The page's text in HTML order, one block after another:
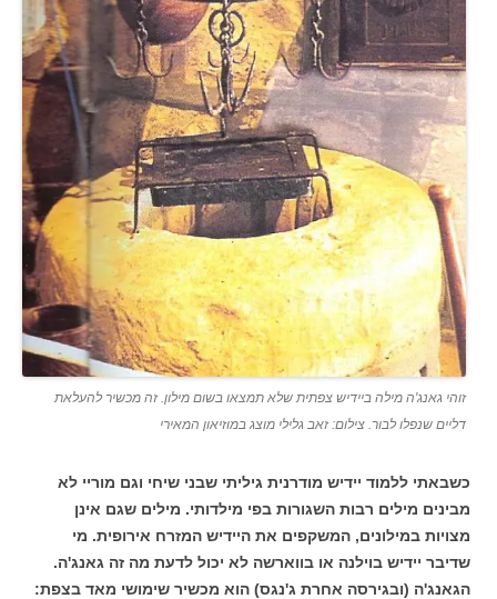
זוהי גאנג'ה מילה ביידיש צפתית שלא תמצאו בשום מילון. זה מכשיר להעלאת
דליים שנפלו לבור. צילום: זאב גלילי מוצג במוזיאון המאירי
כשבאתי ללמוד יידיש מודרנית גיליתי שבני שיחי וגם מוריי לא
מבינים מילים רבות השגורות בפי מילדותי. מילים שגם אינן
מצויות במילונים, המשקפים את היידיש המזרח אירופית. מי
שדיבר יידיש בוילנה או בווארשה לא יכול לדעת מה זה גאנג'ה.
הגאנג'ה (ובגירסה אחרת ג'נגס) הוא מכשיר שימושי מאד בצפת: